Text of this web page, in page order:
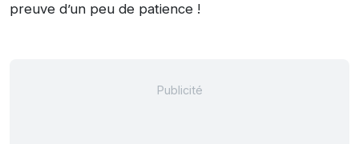
preuve d’un peu de patience !